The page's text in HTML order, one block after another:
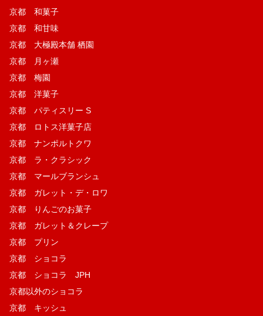
京都 和菓子
京都 和甘味
京都 大極殿本舗 栖園
京都 月ヶ瀬
京都 梅園
京都 洋菓子
京都 パティスリー S
京都 ロトス洋菓子店
京都 ナンポルトクワ
京都 ラ・クラシック
京都 マールブランシュ
京都 ガレット・デ・ロワ
京都 りんごのお菓子
京都 ガレット＆クレープ
京都 プリン
京都 ショコラ
京都 ショコラ JPH
京都以外のショコラ
京都 キッシュ